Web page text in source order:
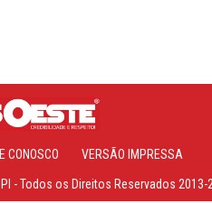
CONOSCO VERSÃO IMPRESSA
- Todos os Direitos Reservados